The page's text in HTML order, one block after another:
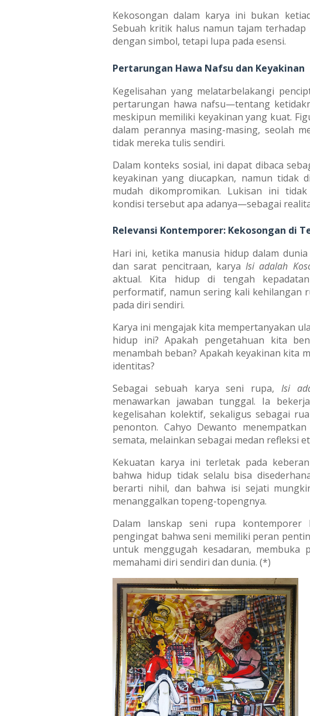
Kekosongan dalam karya ini bukan
Sebuah kritik halus namun tajam
dengan simbol, tetapi lupa pada esensi.
Pertarungan Hawa Nafsu dan Keyakinan
Kegelisahan yang melatarbelakangi
pertarungan hawa nafsu—tentang
meskipun memiliki keyakinan yang kuat.
dalam perannya masing-masing, seolah
tidak mereka tulis sendiri.
Dalam konteks sosial, ini dapat dibaca
keyakinan yang diucapkan, namun tidak
mudah dikompromikan. Lukisan ini
kondisi tersebut apa adanya—sebagai
Relevansi Kontemporer: Kekosongan di
Hari ini, ketika manusia hidup dalam
dan sarat pencitraan, karyaIsi adalah
aktual. Kita hidup di tengah
performatif, namun sering kali kehilangan
pada diri sendiri.
Karya ini mengajak kita mempertanyakan
hidup ini? Apakah pengetahuan kita
menambah beban? Apakah keyakinan kita
identitas?
Sebagai sebuah karya seni rupa,Isi
menawarkan jawaban tunggal. Ia
kegelisahan kolektif, sekaligus sebagai
penonton. Cahyo Dewanto
semata, melainkan sebagai medan refleksi
Kekuatan karya ini terletak pada
bahwa hidup tidak selalu bisa
berarti nihil, dan bahwa isi sejati
menanggalkan topeng-topengnya.
Dalam lanskap seni rupa
pengingat bahwa seni memiliki peran
untuk menggugah kesadaran, membuka
memahami diri sendiri dan dunia. (*)